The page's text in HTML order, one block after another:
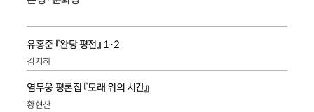
유홍준 『완당 평전』 1·2
김지하
염무웅 평론집 『모래 위의 시간』
황현산